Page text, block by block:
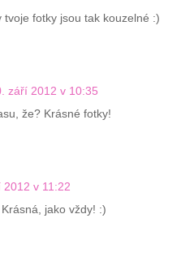
fotky jsou tak kouzelné :)
září 2012 v 10:35
že? Krásné fotky!
2012 v 11:22
jako vždy! :)